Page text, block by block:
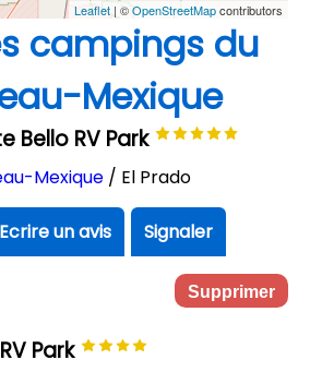
Leaflet | ©OpenStreetMapcontributors
campings du
Mexique
Bello RV Park
Mexique / El Prado
Ecrire un avis Signaler
Supprimer
Park